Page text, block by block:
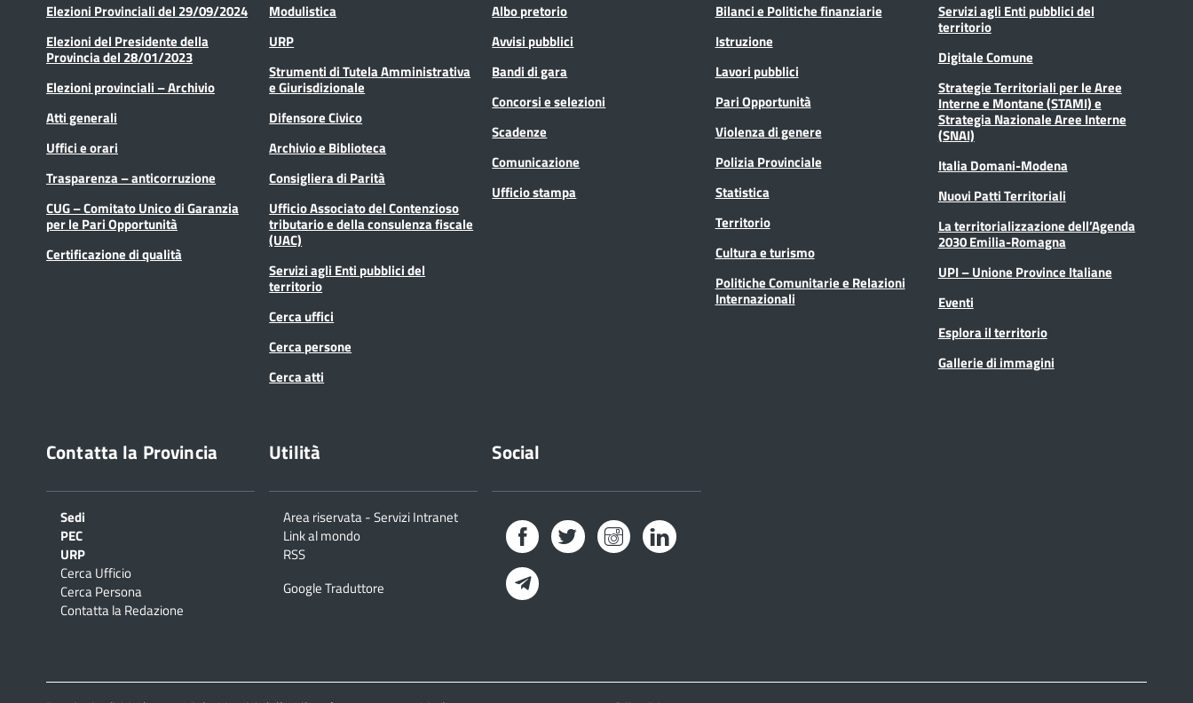
Elezioni Provinciali del 29/09/2024
Elezioni del Presidente della
Provincia del 28/01/2023
Elezioni provinciali – Archivio
Atti generali
Uffici e orari
Trasparenza – anticorruzione
CUG – Comitato Unico di Garanzia
per le Pari Opportunità
Certificazione di qualità
Modulistica
URP
Strumenti di Tutela Amministrativa
e Giurisdizionale
Difensore Civico
Archivio e Biblioteca
Consigliera di Parità
Ufficio Associato del Contenzioso
tributario e della consulenza fiscale
(UAC)
Servizi agli Enti pubblici del
territorio
Cerca uffici
Cerca persone
Cerca atti
Albo pretorio
Avvisi pubblici
Bandi di gara
Concorsi e selezioni
Scadenze
Comunicazione
Ufficio stampa
Bilanci e Politiche finanziarie
Istruzione
Lavori pubblici
Pari Opportunità
Violenza di genere
Polizia Provinciale
Statistica
Territorio
Cultura e turismo
Politiche Comunitarie e Relazioni
Internazionali
Servizi agli Enti pubblici del
territorio
Digitale Comune
Strategie Territoriali per le Aree
Interne e Montane (STAMI) e
Strategia Nazionale Aree Interne
(SNAI)
Italia Domani-Modena
Nuovi Patti Territoriali
La territorializzazione dell’Agenda
2030 Emilia-Romagna
UPI – Unione Province Italiane
Eventi
Esplora il territorio
Gallerie di immagini
Contatta la Provincia
Sedi
PEC
URP
Cerca Ufficio
Cerca Persona
Contatta la Redazione
Utilità
Area riservata - Servizi Intranet
Link al mondo
RSS
Google Traduttore
Social
FacebookTwitterInstagramLinkedIn